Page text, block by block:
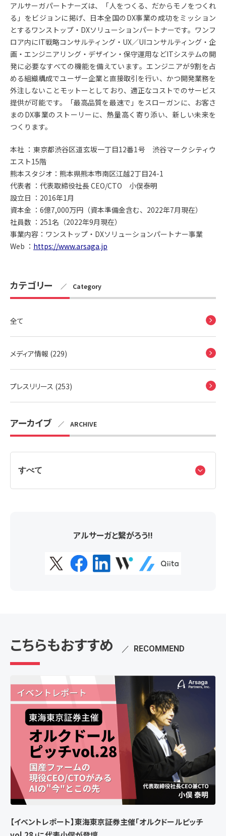
アルサーガパートナーズは、「人をつくる、だからモノをつくれ
る」をビジョンに掲げ、日本全国のDX事業の成功をミッション
とするワンストップ・DXソリューションパートナーです。ワンフ
ロア内にIT戦略コンサルティング・UX／UIコンサルティング・企
画・エンジニアリング・デザイン・保守運用などITシステムの開
発に必要なすべての機能を備えています。エンジニアが9割を占
める組織構成でユーザー企業と直接取引を行い、かつ開発業務を
外注しないことモットーとしており、適正なコストでのサービス
提供が可能です。「最高品質を最速で」をスローガンに、お客さ
まのDX事業のストーリーに、熱量高く寄り添い、新しい未来を
つくります。
本社 ：東京都渋谷区道玄坂一丁目12番1号 渋谷マークシティウ
エスト15階
熊本スタジオ：熊本県熊本市南区江越2丁目24-1
代表者 ：代表取締役社長 CEO/CTO 小俣泰明
設立日 ：2016年1月
資本金 ：6億7,000万円（資本準備金含む、2022年7月現在）
社員数 ：251名（2022年9月現在）
事業内容：ワンストップ・DXソリューションパートナー事業
Web ： https://www.arsaga.jp
カテゴリー ／ Category
全て
メディア情報 (229)
プレスリリース (253)
アーカイブ ／ ARCHIVE
アルサーガと繋がろう!!
こちらもおすすめ ／ RECOMMEND
【イベントレポート】東海東京証券主催「オルクドールピッチ